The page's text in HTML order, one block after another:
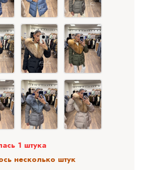
1 штука
несколько штук